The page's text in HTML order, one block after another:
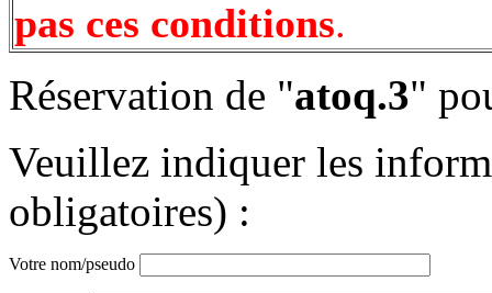
pas ces conditions.
Réservation de "atoq.3"
Veuillez indiquer les
obligatoires) :
Votre nom/pseudo